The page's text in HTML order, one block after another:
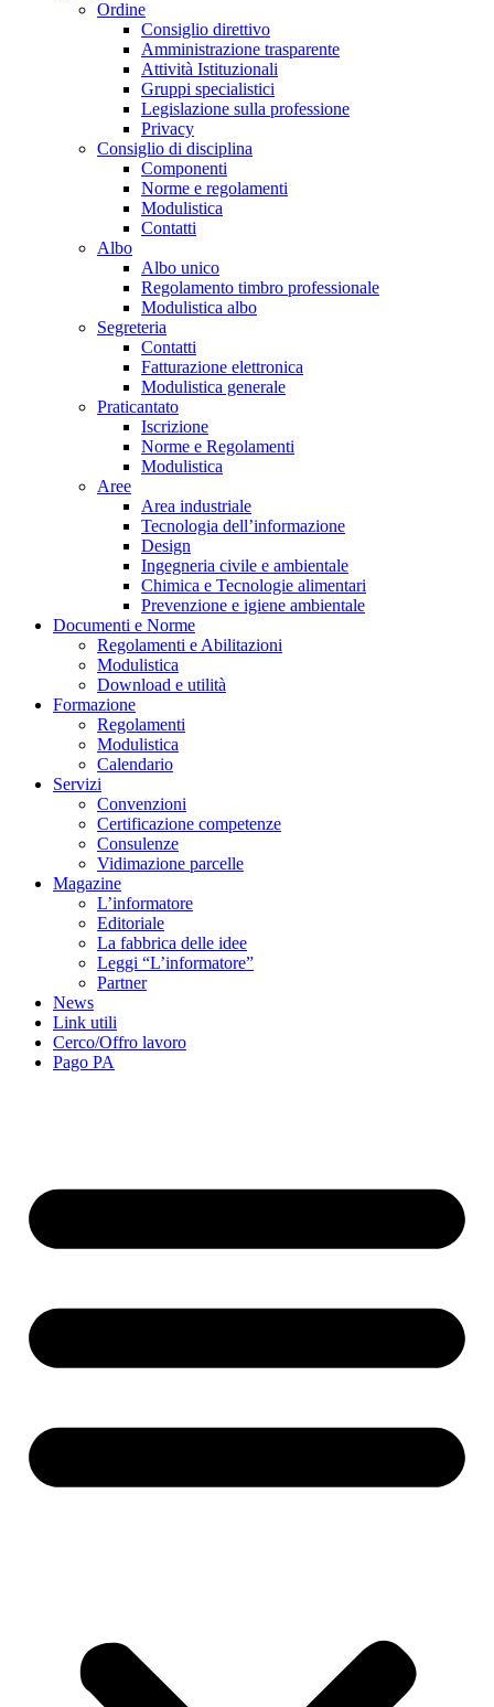
Ordine
Consiglio direttivo
Amministrazione trasparente
Attività Istituzionali
Gruppi specialistici
Legislazione sulla professione
Privacy
Consiglio di disciplina
Componenti
Norme e regolamenti
Modulistica
Contatti
Albo
Albo unico
Regolamento timbro professionale
Modulistica albo
Segreteria
Contatti
Fatturazione elettronica
Modulistica generale
Praticantato
Iscrizione
Norme e Regolamenti
Modulistica
Aree
Area industriale
Tecnologia dell’informazione
Design
Ingegneria civile e ambientale
Chimica e Tecnologie alimentari
Prevenzione e igiene ambientale
Documenti e Norme
Regolamenti e Abilitazioni
Modulistica
Download e utilità
Formazione
Regolamenti
Modulistica
Calendario
Servizi
Convenzioni
Certificazione competenze
Consulenze
Vidimazione parcelle
Magazine
L’informatore
Editoriale
La fabbrica delle idee
Leggi “L’informatore”
Partner
News
Link utili
Cerco/Offro lavoro
Pago PA